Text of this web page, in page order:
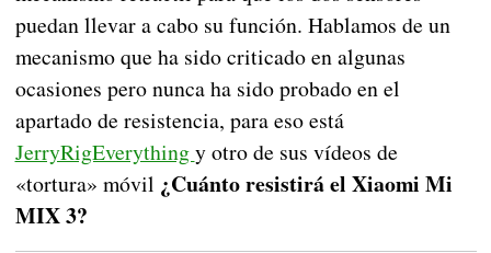
puedan llevar a cabo su función. Hablamos de un
mecanismo que ha sido criticado en algunas
ocasiones pero nunca ha sido probado en el
apartado de resistencia, para eso está
JerryRigEverythingy otro de sus vídeos de
«tortura» móvil ¿Cuánto resistirá el Xiaomi Mi
MIX 3?